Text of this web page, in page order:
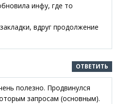
инфу, где то
вдруг продолжение
ОТВЕТИТЬ
полезно. Продвинулся
запросам (основным).